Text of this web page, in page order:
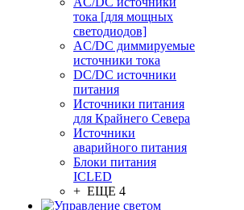
тока [для мощных
светодиодов]
AC/DC диммируемые
источники тока
DC/DC источники
питания
Источники питания
для Крайнего Севера
Источники
аварийного питания
Блоки питания
ICLED
+ ЕЩЕ 4